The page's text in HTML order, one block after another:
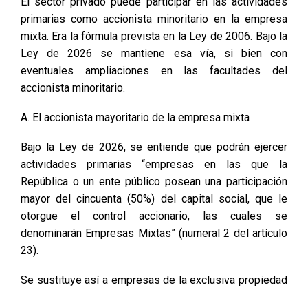
primarias como accionista minoritario en la empresa
mixta. Era la fórmula prevista en la Ley de 2006. Bajo la
Ley de 2026 se mantiene esa vía, si bien con
eventuales ampliaciones en las facultades del
accionista minoritario.
A. El accionista mayoritario de la empresa mixta
Bajo la Ley de 2026, se entiende que podrán ejercer
actividades primarias “empresas en las que la
República o un ente público posean una participación
mayor del cincuenta (50%) del capital social, que le
otorgue el control accionario, las cuales se
denominarán Empresas Mixtas” (numeral 2 del artículo
23).
Se sustituye así a empresas de la exclusiva propiedad